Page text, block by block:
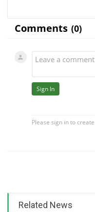
Related News